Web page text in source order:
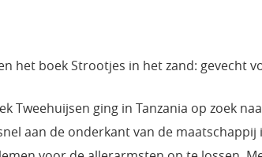
het boek Strootjes in het zand: gevecht
Tweehuijsen ging in Tanzania op zoek
aan de onderkant van de